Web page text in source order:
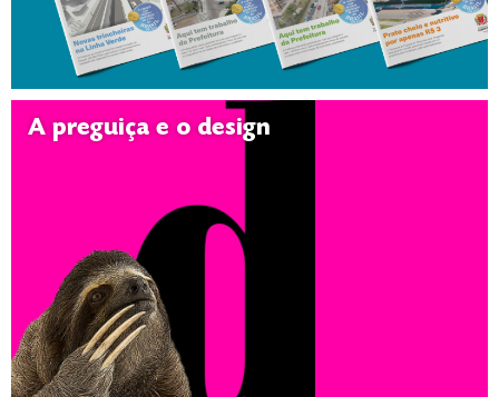
A preguiça e o design